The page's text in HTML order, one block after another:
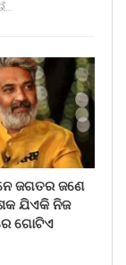
ଜଗତର ଜଣେ
ଯିଏକି ନିଜ
ଗୋଟିଏ